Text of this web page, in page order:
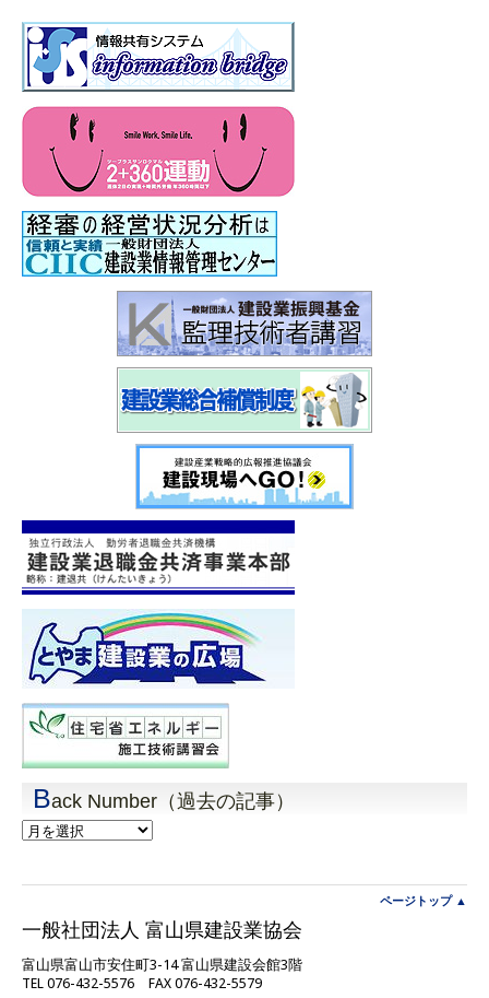
Back Number（過去の記事）
Back
Number（過
事）
ページトップ ▲
一般社団法人 富山県建設業協会
富山県富山市安住町3-14 富山県建設会館3階
TEL 076-432-5576 FAX 076-432-5579